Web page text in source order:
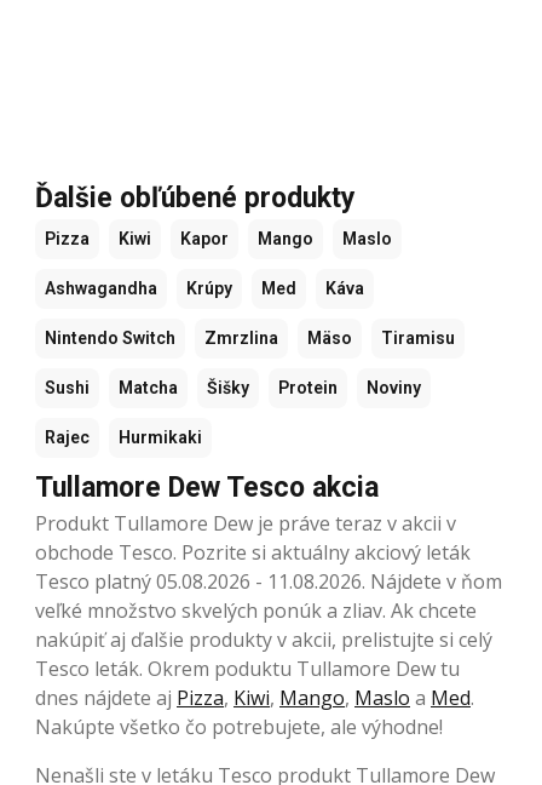
Ďalšie obľúbené produkty
Pizza Kiwi Kapor Mango Maslo
Ashwagandha Krúpy Med Káva
Nintendo Switch Zmrzlina Mäso Tiramisu
Sushi Matcha Šišky Protein Noviny
Rajec Hurmikaki
Tullamore Dew Tesco akcia
Produkt Tullamore Dew je práve teraz v akcii v
obchode Tesco. Pozrite si aktuálny akciový leták
Tesco platný 05.08.2026 - 11.08.2026. Nájdete v ňom
veľké množstvo skvelých ponúk a zliav. Ak chcete
nakúpiť aj ďalšie produkty v akcii, prelistujte si celý
Tesco leták. Okrem poduktu Tullamore Dew tu
dnes nájdete aj Pizza, Kiwi, Mango, Maslo a Med.
Nakúpte všetko čo potrebujete, ale výhodne!
Nenašli ste v letáku Tesco produkt Tullamore Dew